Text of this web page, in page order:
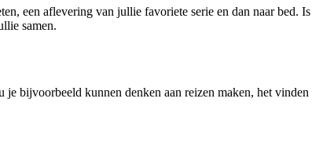
een aflevering van jullie favoriete serie en dan naar bed. Is
samen.
bijvoorbeeld kunnen denken aan reizen maken, het vinden